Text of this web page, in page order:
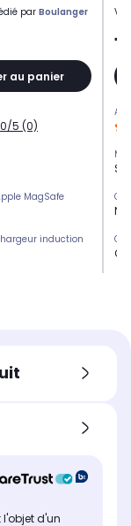
par Boulanger
au panier
0/5 (0)
MagSafe
induction
carte(s)
S22+
Oui
d'un